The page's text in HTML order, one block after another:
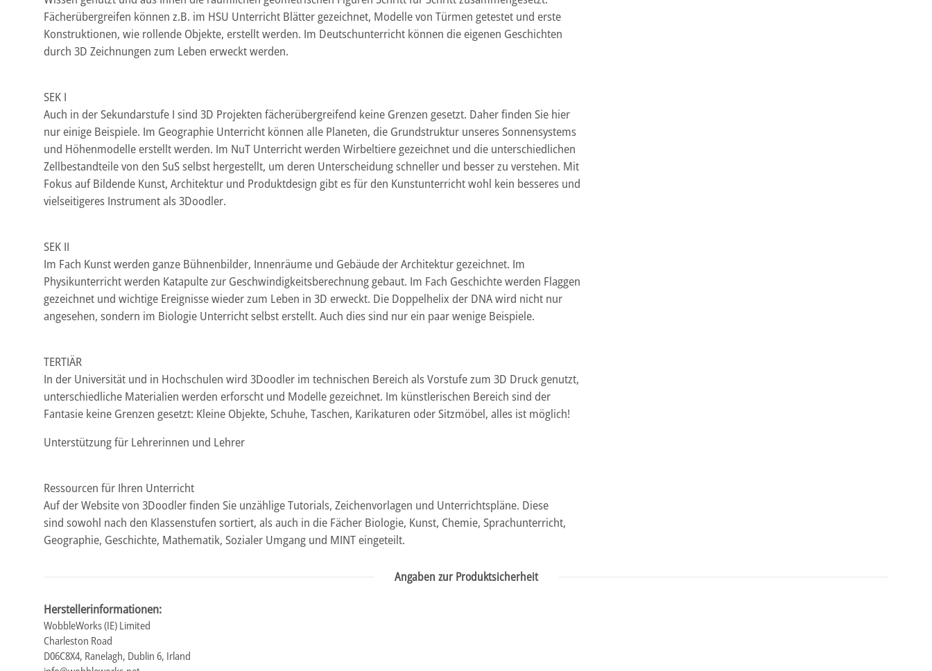
Fächerübergreifen können z.B. im HSU Unterricht Blätter gezeichnet, Modelle von Türmen getestet und erste
Konstruktionen, wie rollende Objekte, erstellt werden. Im Deutschunterricht können die eigenen Geschichten
durch 3D Zeichnungen zum Leben erweckt werden.
SEK I
Auch in der Sekundarstufe I sind 3D Projekten fächerübergreifend keine Grenzen gesetzt. Daher finden Sie hier
nur einige Beispiele. Im Geographie Unterricht können alle Planeten, die Grundstruktur unseres Sonnensystems
und Höhenmodelle erstellt werden. Im NuT Unterricht werden Wirbeltiere gezeichnet und die unterschiedlichen
Zellbestandteile von den SuS selbst hergestellt, um deren Unterscheidung schneller und besser zu verstehen. Mit
Fokus auf Bildende Kunst, Architektur und Produktdesign gibt es für den Kunstunterricht wohl kein besseres und
vielseitigeres Instrument als 3Doodler.
SEK II
Im Fach Kunst werden ganze Bühnenbilder, Innenräume und Gebäude der Architektur gezeichnet. Im
Physikunterricht werden Katapulte zur Geschwindigkeitsberechnung gebaut. Im Fach Geschichte werden Flaggen
gezeichnet und wichtige Ereignisse wieder zum Leben in 3D erweckt. Die Doppelhelix der DNA wird nicht nur
angesehen, sondern im Biologie Unterricht selbst erstellt. Auch dies sind nur ein paar wenige Beispiele.
TERTIÄR
In der Universität und in Hochschulen wird 3Doodler im technischen Bereich als Vorstufe zum 3D Druck genutzt,
unterschiedliche Materialien werden erforscht und Modelle gezeichnet. Im künstlerischen Bereich sind der
Fantasie keine Grenzen gesetzt: Kleine Objekte, Schuhe, Taschen, Karikaturen oder Sitzmöbel, alles ist möglich!
Unterstützung für Lehrerinnen und Lehrer
Ressourcen für Ihren Unterricht
Auf der Website von 3Doodler finden Sie unzählige Tutorials, Zeichenvorlagen und Unterrichtspläne. Diese
sind sowohl nach den Klassenstufen sortiert, als auch in die Fächer Biologie, Kunst, Chemie, Sprachunterricht,
Geographie, Geschichte, Mathematik, Sozialer Umgang und MINT eingeteilt.
Angaben zur Produktsicherheit
Herstellerinformationen:
WobbleWorks (IE) Limited
Charleston Road
D06C8X4, Ranelagh, Dublin 6, Irland